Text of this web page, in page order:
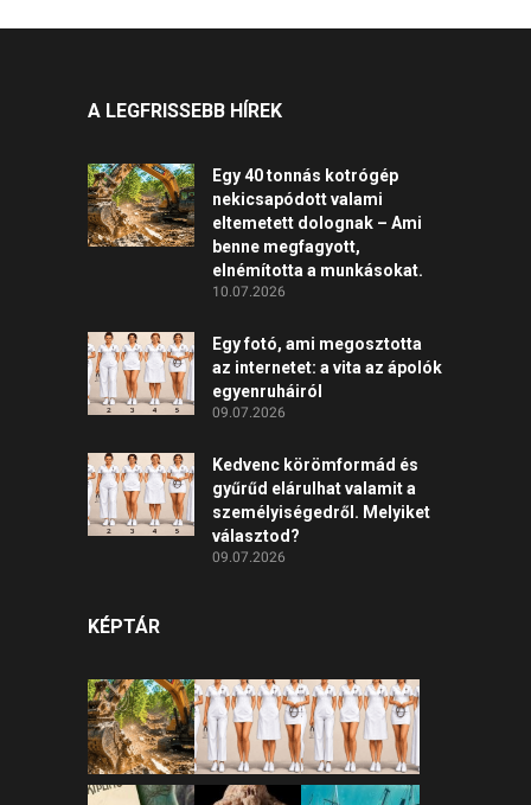
A LEGFRISSEBB HÍREK
Egy 40 tonnás kotrógép
nekicsapódott valami
eltemetett dolognak – Ami
benne megfagyott,
elnémította a munkásokat.
10.07.2026
Egy fotó, ami megosztotta
az internetet: a vita az ápolók
egyenruháiról
09.07.2026
Kedvenc körömformád és
gyűrűd elárulhat valamit a
személyiségedről. Melyiket
választod?
09.07.2026
KÉPTÁR